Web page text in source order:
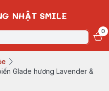
NHẬT SMILE
0
Glade hương Lavender &